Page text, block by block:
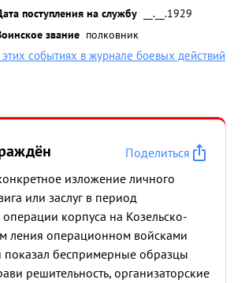
поступления на службу
__.__.1929
звание полковник
этих событиях в журнале боевых действий
Поделиться
изложение личного
или заслуг в период
операции корпуса на Козельско-
ления операционном войсками
показал беспримерные образцы
решительность, организаторские